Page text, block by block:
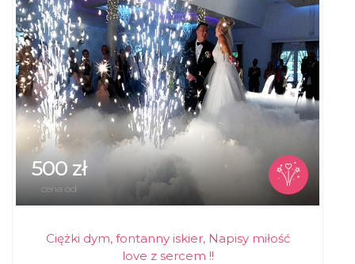
500 zł
cena od
Ciężki dym, fontanny iskier, Napisy miłość
love z sercem !!